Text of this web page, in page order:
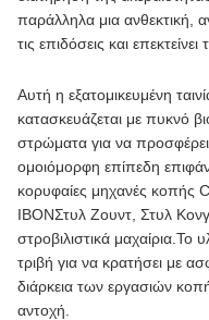
παράλληλα μια ανθεκτική,
τις επιδόσεις και
Αυτή η εξατομικευμένη
κατασκευάζεται με πυκνό
στρώματα για να προσφέρει
ομοιόμορφη επίπεδη
κορυφαίες μηχανές κοπής
IBONΣτυλ Ζουντ, Στυλ
στροβιλιστικά μαχαίρια.Το
τριβή για να κρατήσει με
διάρκεια των εργασιών
αντοχή.